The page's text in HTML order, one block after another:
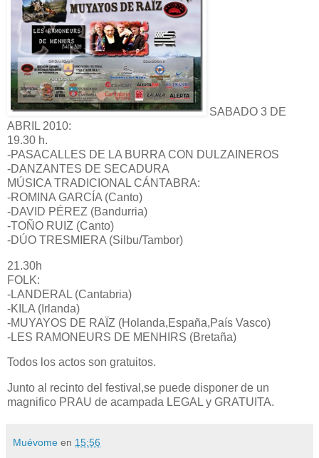
SABADO 3 DE
ABRIL 2010:
19.30 h.
-PASACALLES DE LA BURRA CON DULZAINEROS
-DANZANTES DE SECADURA
MÚSICA TRADICIONAL CÁNTABRA:
-ROMINA GARCÍA (Canto)
-DAVID PÉREZ (Bandurria)
-TOÑO RUIZ (Canto)
-DÚO TRESMIERA (Silbu/Tambor)
21.30h
FOLK:
-LANDERAL (Cantabria)
-KILA (Irlanda)
-MUYAYOS DE RAÏZ (Holanda,España,País Vasco)
-LES RAMONEURS DE MENHIRS (Bretaña)
Todos los actos son gratuitos.
Junto al recinto del festival,se puede disponer de un
magnifico PRAU de acampada LEGAL y GRATUITA.
Muévome en 15:56